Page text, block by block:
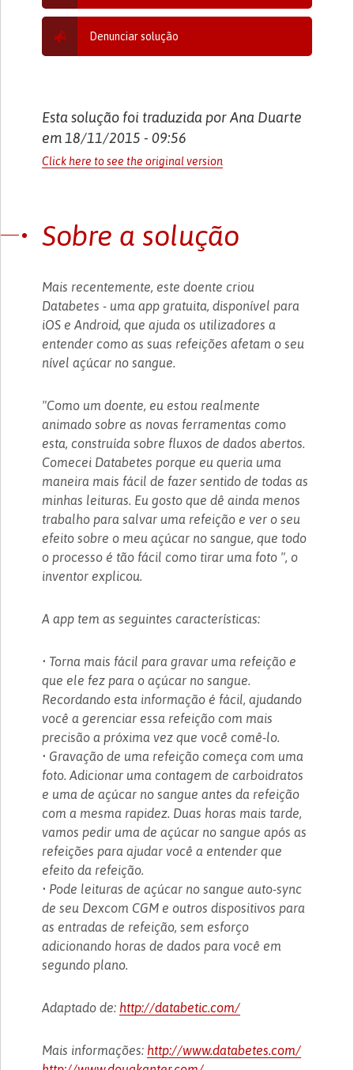
Denunciar solução
Esta solução foi traduzida por Ana Duarte
em 18/11/2015 - 09:56
Click here to see the original version
Sobre a solução
Mais recentemente, este doente criou
Databetes - uma app gratuita, disponível para
iOS e Android, que ajuda os utilizadores a
entender como as suas refeições afetam o seu
nível açúcar no sangue.
"Como um doente, eu estou realmente
animado sobre as novas ferramentas como
esta, construída sobre fluxos de dados abertos.
Comecei Databetes porque eu queria uma
maneira mais fácil de fazer sentido de todas as
minhas leituras. Eu gosto que dê ainda menos
trabalho para salvar uma refeição e ver o seu
efeito sobre o meu açúcar no sangue, que todo
o processo é tão fácil como tirar uma foto ", o
inventor explicou.
A app tem as seguintes características:
• Torna mais fácil para gravar uma refeição e
que ele fez para o açúcar no sangue.
Recordando esta informação é fácil, ajudando
você a gerenciar essa refeição com mais
precisão a próxima vez que você comê-lo.
• Gravação de uma refeição começa com uma
foto. Adicionar uma contagem de carboidratos
e uma de açúcar no sangue antes da refeição
com a mesma rapidez. Duas horas mais tarde,
vamos pedir uma de açúcar no sangue após as
refeições para ajudar você a entender que
efeito da refeição.
• Pode leituras de açúcar no sangue auto-sync
de seu Dexcom CGM e outros dispositivos para
as entradas de refeição, sem esforço
adicionando horas de dados para você em
segundo plano.
Adaptado de: http://databetic.com/
Mais informações: http://www.databetes.com/